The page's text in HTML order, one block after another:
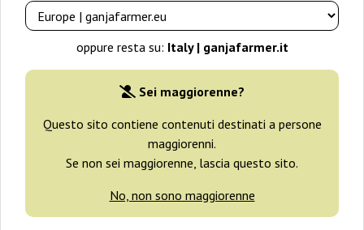
oppure resta su: Italy | ganjafarmer.it
Sei maggiorenne?
Questo sito contiene contenuti destinati a persone
maggiorenni.
Se non sei maggiorenne, lascia questo sito.
No, non sono maggiorenne